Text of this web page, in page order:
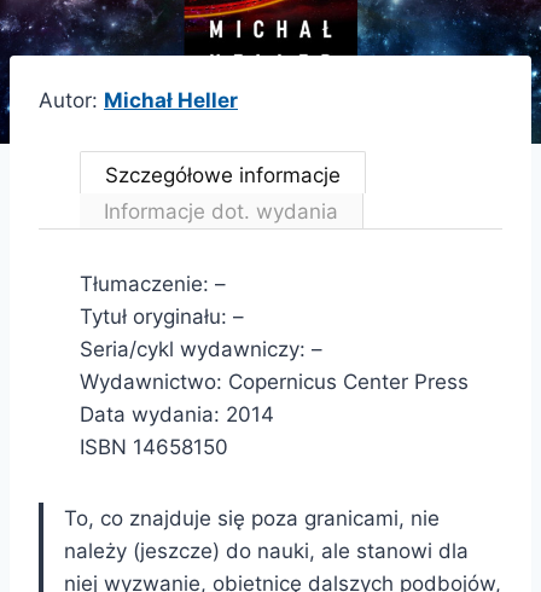
Autor: Michał Heller
Szczegółowe informacje
Informacje dot. wydania
Tłumaczenie: –
Tytuł oryginału: –
Seria/cykl wydawniczy: –
Wydawnictwo: Copernicus Center Press
Data wydania: 2014
ISBN 14658150
To, co znajduje się poza granicami, nie
należy (jeszcze) do nauki, ale stanowi dla
niej wyzwanie, obietnicę dalszych podbojów,